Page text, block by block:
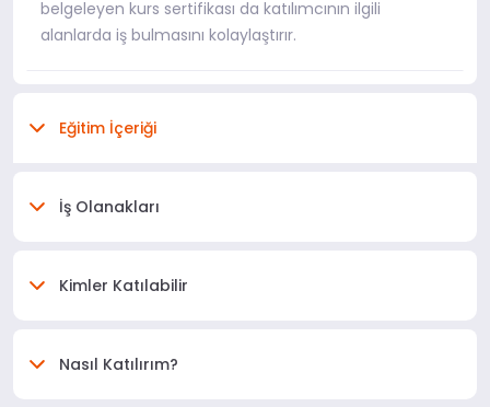
belgeleyen kurs sertifikası da katılımcının ilgili
alanlarda iş bulmasını kolaylaştırır.
Eğitim İçeriği
İş Olanakları
Kimler Katılabilir
Nasıl Katılırım?